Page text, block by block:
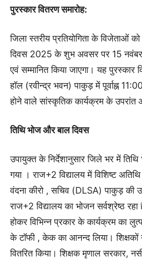
पुरस्कार वितरण समारोह:
जिला स्तरीय प्रतियोगिता के विजेताओं
दिवस 2025 के शुभ अवसर पर 15
एवं सम्मानित किया जाएगा। यह पुरस्कार
हॉल (रवीन्द्र भवन) पाकुड़ में पूर्वाह्न
होने वाले सांस्कृतिक कार्यक्रम के उपरांत
तिथि भोज और बाल दिवस
उपायुक्त के निर्देशानुसार जिले भर में
गया । राज+2 विद्यालय में विशिष्ट
वंदना कीरो , सचिव (DLSA) पाकुड़ की
राज+2 विद्यालय का भोजन सर्वश्रेष्ठ
होकर विभिन्न प्रकार के कार्यक्रम का
के टॉफी , केक का आनन्द लिया। शिक्षकों
वितरित किया। शिक्षक मृणाल सरकार,